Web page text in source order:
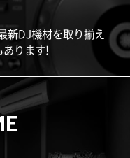
新DJ機材を取り揃え
あります!